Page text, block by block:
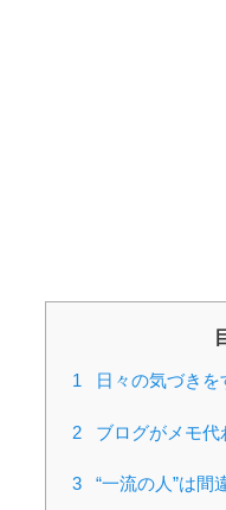
1 日々の気づき
2 ブログがメモ代
3 “一流の人”は間